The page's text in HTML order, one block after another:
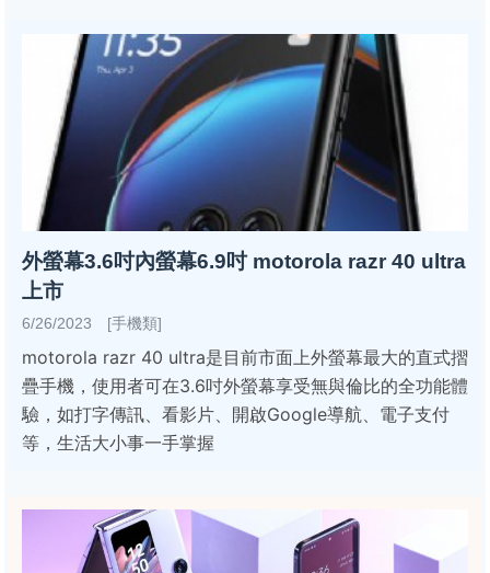
外螢幕3.6吋內螢幕6.9吋 motorola razr 40 ultra
上市
6/26/2023 [手機類]
motorola razr 40 ultra是目前市面上外螢幕最大的直式摺
疊手機，使用者可在3.6吋外螢幕享受無與倫比的全功能體
驗，如打字傳訊、看影片、開啟Google導航、電子支付
等，生活大小事一手掌握